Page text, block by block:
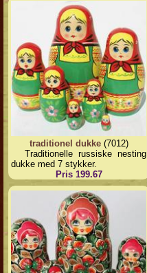
traditionel dukke(7012)
Traditionelle russiske nesting
dukke med 7 stykker.
Pris 199.67